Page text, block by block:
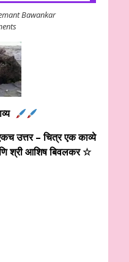
Bawankar
उत्तर – चित्र एक काव्ये
श्री आशिष बिवलकर☆